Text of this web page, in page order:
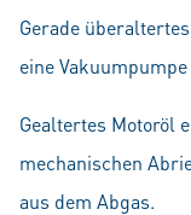
Gerade
eine
Gealtertes Motoröl
mechanischen
aus dem Abgas.